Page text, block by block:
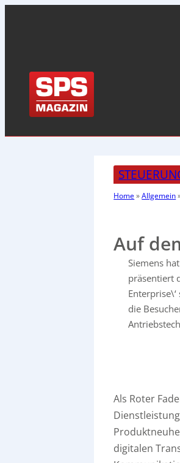
Home»Allgemein
Auf
Siemens
präsentiert
die
Als Roter
digitalen